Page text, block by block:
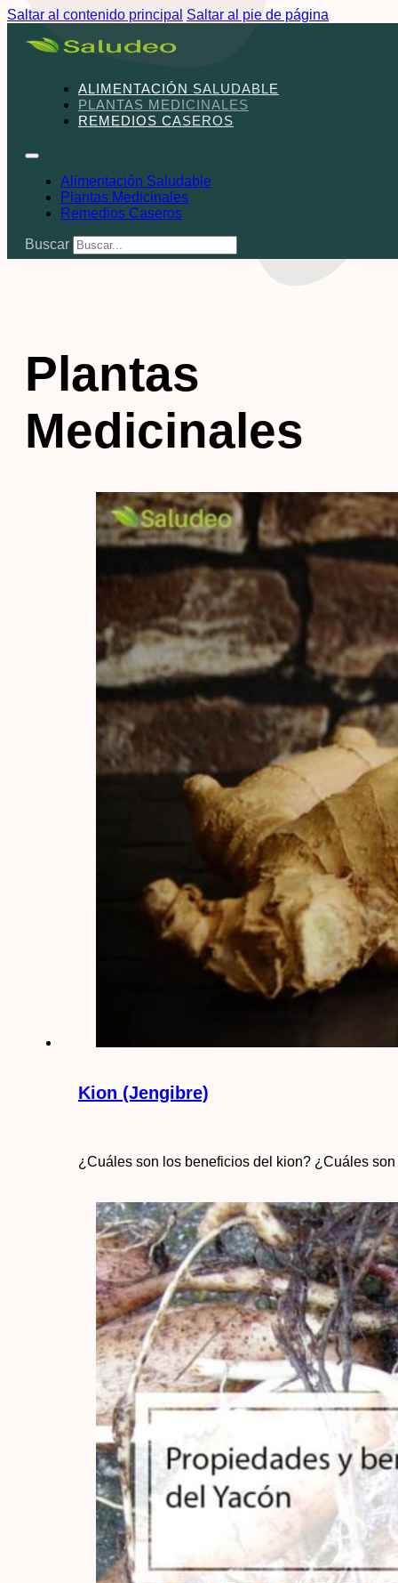
Saltar al contenido principal Saltar al pie de página
ALIMENTACIÓN SALUDABLE
PLANTAS MEDICINALES
REMEDIOS CASEROS
Alimentación Saludable
Plantas Medicinales
Remedios Caseros
Buscar
Plantas
Medicinales
Kion (Jengibre)
¿Cuáles son los beneficios del kion? ¿Cuáles